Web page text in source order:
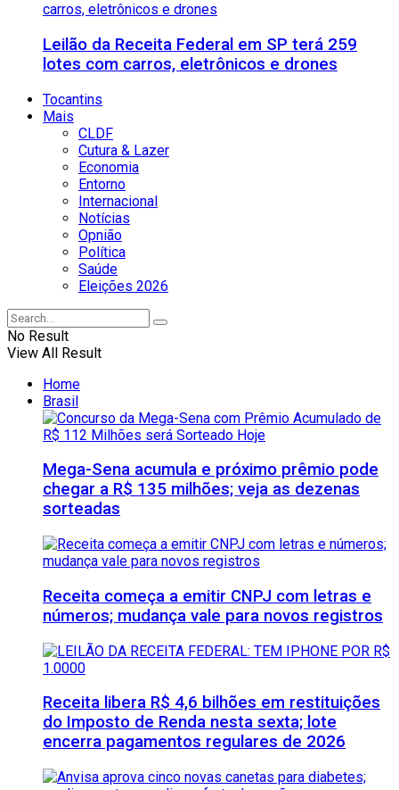
Leilão da Receita Federal em SP terá 259
lotes com carros, eletrônicos e drones
Tocantins
Mais
CLDF
Cutura & Lazer
Economia
Entorno
Internacional
Notícias
Opnião
Política
Saúde
Eleições 2026
No Result
View All Result
Home
Brasil
Mega-Sena acumula e próximo prêmio pode
chegar a R$ 135 milhões; veja as dezenas
sorteadas
Receita começa a emitir CNPJ com letras e
números; mudança vale para novos registros
Receita libera R$ 4,6 bilhões em restituições
do Imposto de Renda nesta sexta; lote
encerra pagamentos regulares de 2026